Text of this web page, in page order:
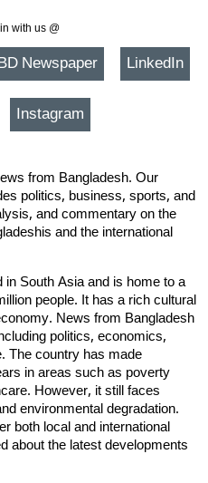
with us @
Newspaper LinkedIn
Instagram
from Bangladesh. Our
politics, business, sports, and
and commentary on the
and the international
South Asia and is home to a
people. It has a rich cultural
News from Bangladesh
politics, economics,
The country has made
in areas such as poverty
However, it still faces
environmental degradation.
both local and international
about the latest developments